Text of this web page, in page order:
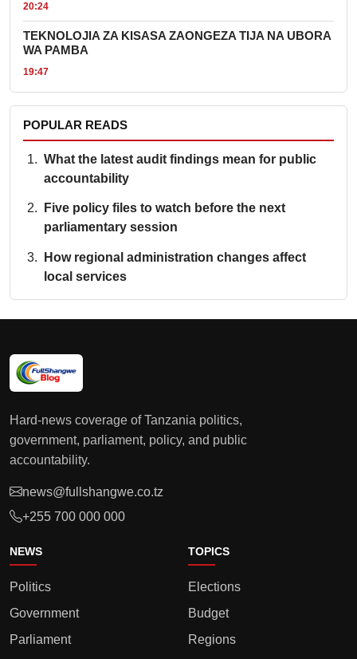
20:24
TEKNOLOJIA ZA KISASA ZAONGEZA TIJA NA UBORA
WA PAMBA
19:47
POPULAR READS
What the latest audit findings mean for public
accountability
Five policy files to watch before the next
parliamentary session
How regional administration changes affect
local services
Hard-news coverage of Tanzania politics,
government, parliament, policy, and public
accountability.
news@fullshangwe.co.tz
+255 700 000 000
NEWS
Politics
Government
Parliament
TOPICS
Elections
Budget
Regions